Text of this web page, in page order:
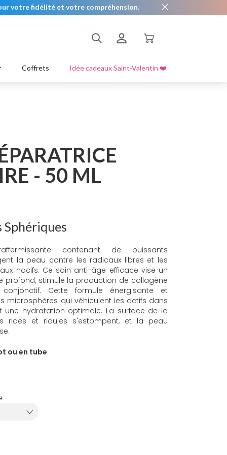
votre fidélité et votre compréhension.
S'enregistrer
bandoulières
Coffrets Idée cadeaux Saint-Valentin ❤️
- 50 ML
contenant de puissants
la peau contre les radicaux libres et les
nocifs. Ce soin anti-âge efficace vise un
profond, stimule la production de collagène
Cette formule énergisante et
microsphères qui véhiculent les actifs dans
hydratation optimale. La surface de la
rides et ridules s'estompent, et la peau
ou en tube.